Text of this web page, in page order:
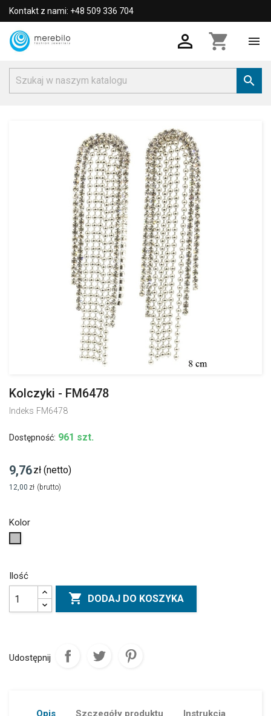
Kontakt z nami: +48 509 336 704
 shopping_cart 

Kolczyki - FM6478
Indeks FM6478
Dostępność: 961 szt.
9,76zł (netto)
12,00 zł (brutto)
Kolor
Ilość
 DODAJ DO KOSZYKA
Udostępnij
Opis Szczegóły produktu
Instrukcja